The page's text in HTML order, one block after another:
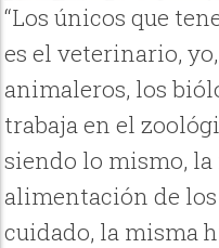
“Los únicos que
es el veterinario,
animaleros, los
trabaja en el
siendo lo mismo, la
alimentación de
cuidado, la misma